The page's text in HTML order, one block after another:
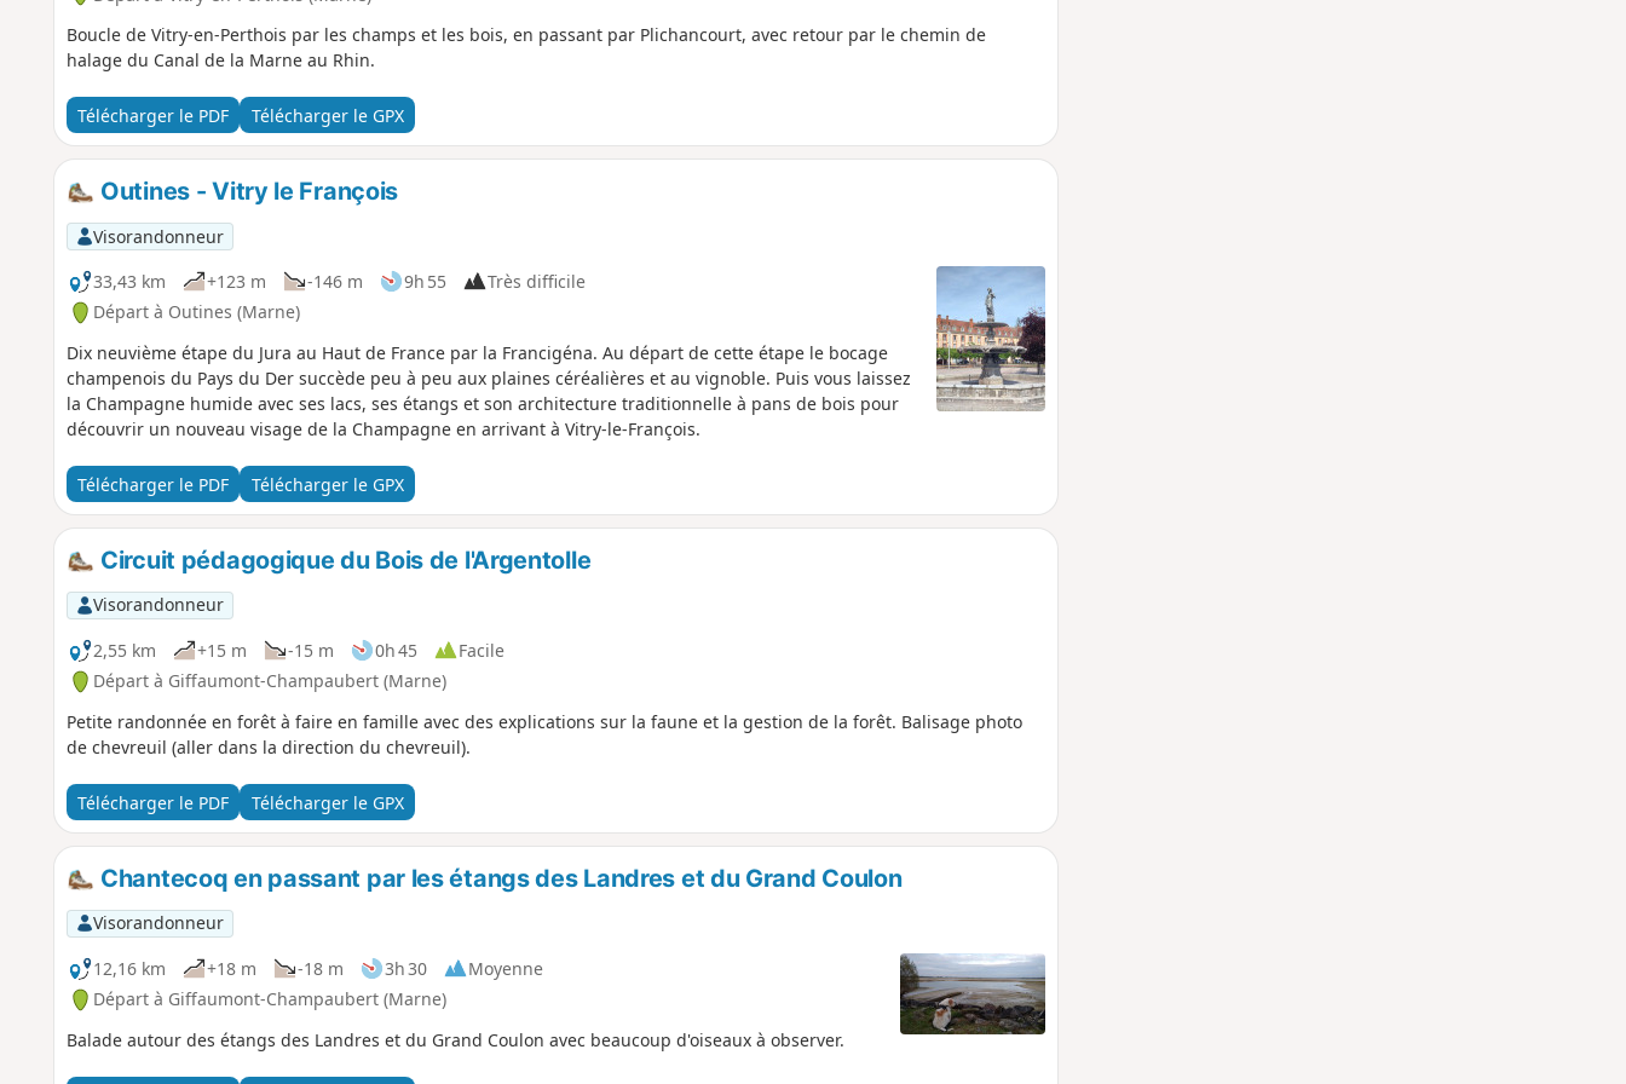
Boucle de Vitry-en-Perthois par les champs et les bois, en passant par Plichancourt, avec retour par le chemin de
halage du Canal de la Marne au Rhin.
Télécharger le PDF Télécharger le GPX
Outines - Vitry le François
Visorandonneur
33,43 km
+123 m -146 m 9h 55
Très difficile
Départ à Outines (Marne)
Dix neuvième étape du Jura au Haut de France par la Francigéna. Au départ de cette étape le bocage
champenois du Pays du Der succède peu à peu aux plaines céréalières et au vignoble. Puis vous laissez
la Champagne humide avec ses lacs, ses étangs et son architecture traditionnelle à pans de bois pour
découvrir un nouveau visage de la Champagne en arrivant à Vitry-le-François.
Télécharger le PDF Télécharger le GPX
Circuit pédagogique du Bois de l'Argentolle
Visorandonneur
2,55 km
+15 m -15 m 0h 45
Facile
Départ à Giffaumont-Champaubert (Marne)
Petite randonnée en forêt à faire en famille avec des explications sur la faune et la gestion de la forêt. Balisage photo
de chevreuil (aller dans la direction du chevreuil).
Télécharger le PDF Télécharger le GPX
Chantecoq en passant par les étangs des Landres et du Grand Coulon
Visorandonneur
12,16 km
+18 m -18 m 3h 30
Moyenne
Départ à Giffaumont-Champaubert (Marne)
Balade autour des étangs des Landres et du Grand Coulon avec beaucoup d'oiseaux à observer.